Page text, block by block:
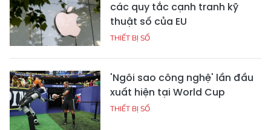
các quy tắc cạnh tranh kỹ
thuật số của EU
THIẾT BỊ SỐ
'Ngôi sao công nghệ' lần đầu
xuất hiện tại World Cup
THIẾT BỊ SỐ